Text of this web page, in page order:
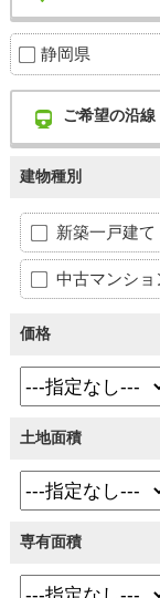
静岡県
ご希望の沿
建物種別
新築一戸建て
中古マンショ
価格
土地面積
専有面積